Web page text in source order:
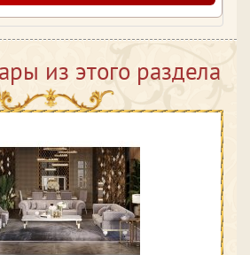
из этого раздела